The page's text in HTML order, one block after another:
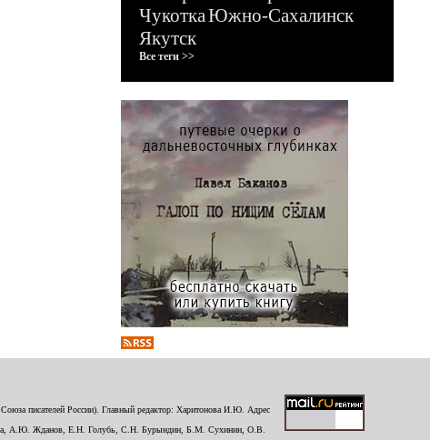
ЧукоткаЮжно-Сахалинск
Якутск
Все теги >>
писателей России). Главный редактор: Харитонова И.Ю. Адрес
А.Ю. Жданов, Е.Н. Голубь, С.Н. Бурындин, Б.М. Сухинин, О.В.